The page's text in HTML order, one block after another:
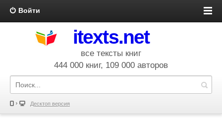
Войти
itexts.net
все тексты книг
444 000 книг, 109 000 авторов
Десктоп версия